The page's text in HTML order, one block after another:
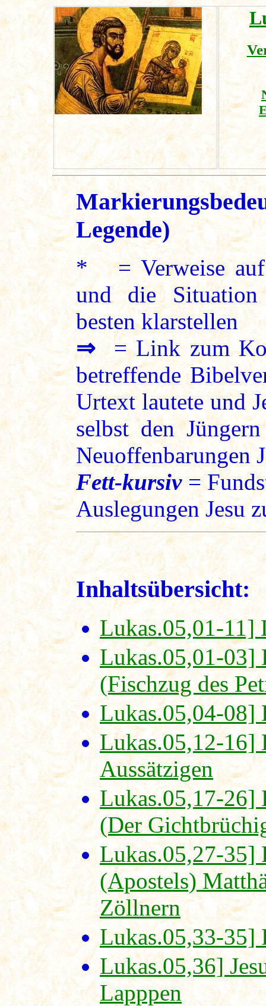
Legende)
* = Verweise auf
und die Situation
besten klarstellen
⇒= Link zum
betreffende
Urtext lautete und
selbst den
Neuoffenbarungen
Fett-kursiv=
Auslegungen Jesu
Inhaltsübersicht:
Lukas.05,01-11]
Lukas.05,01-03]
(Fischzug des
Lukas.05,04-08]
Lukas.05,12-16]
Aussätzigen
Lukas.05,17-26]
(Der
Lukas.05,27-35]
(Apostels)
Zöllnern
Lukas.05,33-35]
Lukas.05,36]
Lapppen